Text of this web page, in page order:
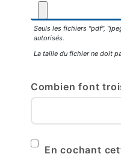
Seuls les fichiers "pdf",
autorisés.
La taille du fichier ne doit
Combien font
En cochant